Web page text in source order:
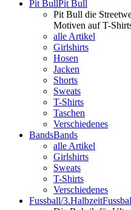
Pit BullPit Bull
Pit Bull die
Motiven auf T-
alle Artikel
Girlshirts
Hosen
Jacken
Shorts
Sweats
T-Shirts
Taschen
Verschiedenes
BandsBands
alle Artikel
Girlshirts
Sweats
T-Shirts
Verschiedenes
Fussball/3.Halbzeit